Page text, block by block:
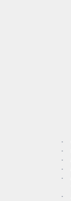
•
•
•
•
•
•